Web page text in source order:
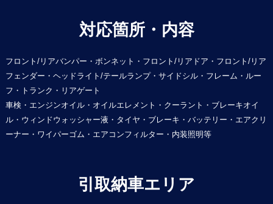
対応箇所・内容
フロント/リアバンパー・ボンネット・フロント/リアドア・フロント/リア
フェンダー・ヘッドライト/テールランプ・サイドシル・フレーム・ルー
フ・トランク・リアゲート
車検・エンジンオイル・オイルエレメント・クーラント・ブレーキオイ
ル・ウィンドウォッシャー液・タイヤ・ブレーキ・バッテリー・エアクリ
ーナー・ワイパーゴム・エアコンフィルター・内装照明等
引取納車エリア